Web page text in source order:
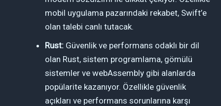
mobil uygulama pazarındaki rekabet, Swift’e
olan talebi canlı tutacak.
Rust: Güvenlik ve performans odaklı bir dil
olan Rust, sistem programlama, gömülü
sistemler ve webAssembly gibi alanlarda
popülarite kazanıyor. Özellikle güvenlik
açıkları ve performans sorunlarına karşı